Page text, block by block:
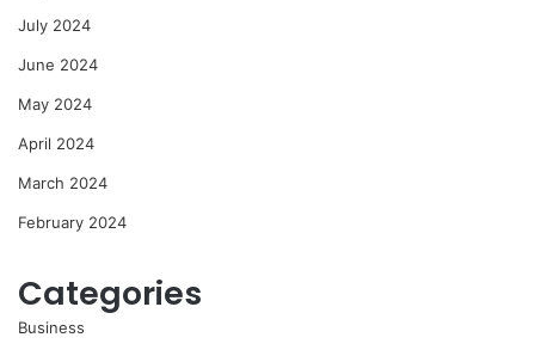
July 2024
June 2024
May 2024
April 2024
March 2024
February 2024
Categories
Business